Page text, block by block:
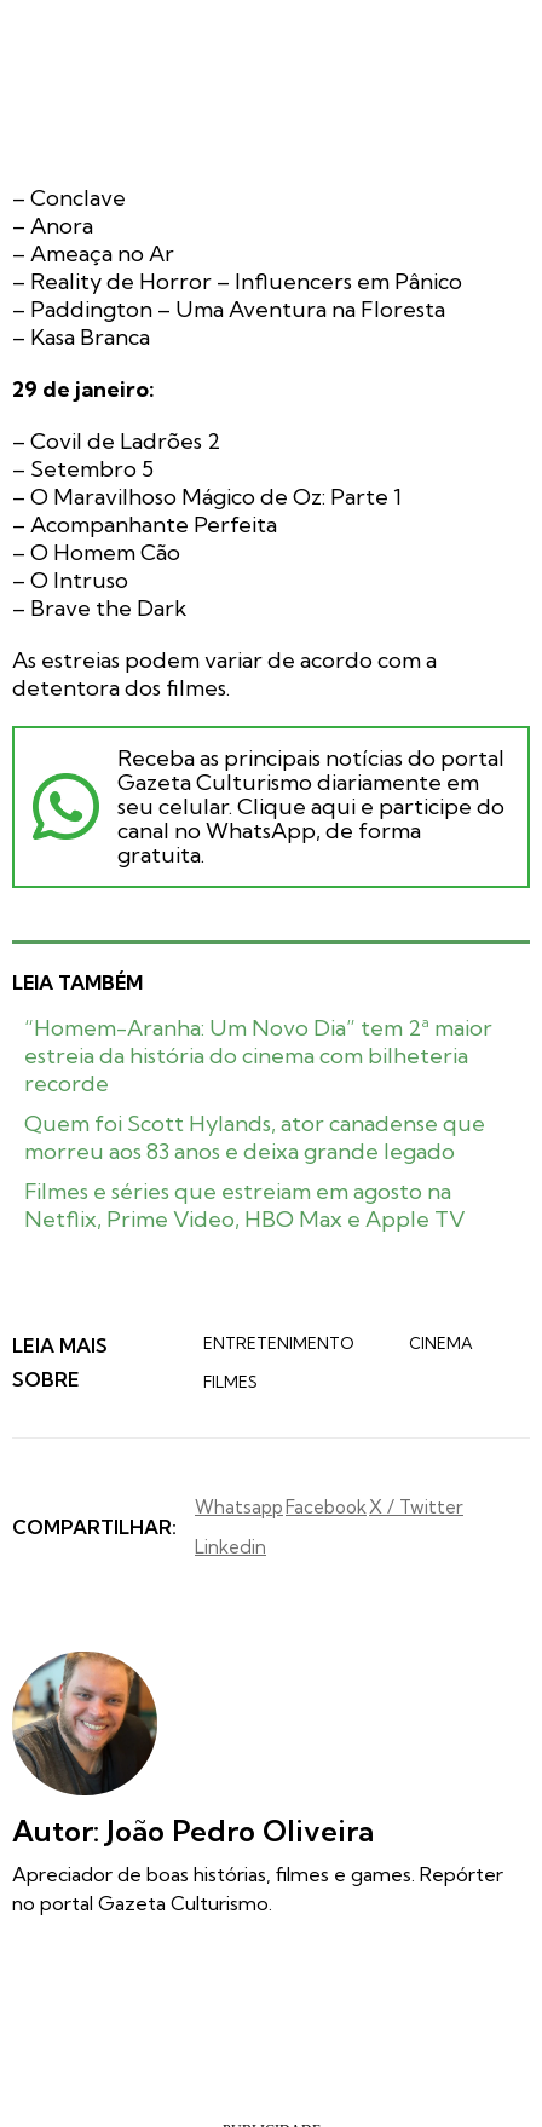
– Conclave
– Anora
– Ameaça no Ar
– Reality de Horror – Influencers em Pânico
– Paddington – Uma Aventura na Floresta
– Kasa Branca
29 de janeiro:
– Covil de Ladrões 2
– Setembro 5
– O Maravilhoso Mágico de Oz: Parte 1
– Acompanhante Perfeita
– O Homem Cão
– O Intruso
– Brave the Dark
As estreias podem variar de acordo com a
detentora dos filmes.
Receba as principais notícias do portal
Gazeta Culturismo diariamente em
seu celular. Clique aqui e participe do
canal no WhatsApp, de forma
gratuita.
LEIA TAMBÉM
“Homem-Aranha: Um Novo Dia” tem 2ª maior
estreia da história do cinema com bilheteria
recorde
Quem foi Scott Hylands, ator canadense que
morreu aos 83 anos e deixa grande legado
Filmes e séries que estreiam em agosto na
Netflix, Prime Video, HBO Max e Apple TV
LEIA MAIS
SOBRE
ENTRETENIMENTO
CINEMA
FILMES
COMPARTILHAR:
WhatsappFacebook X / Twitter
Linkedin
Autor: João Pedro Oliveira
Apreciador de boas histórias, filmes e games. Repórter
no portal Gazeta Culturismo.